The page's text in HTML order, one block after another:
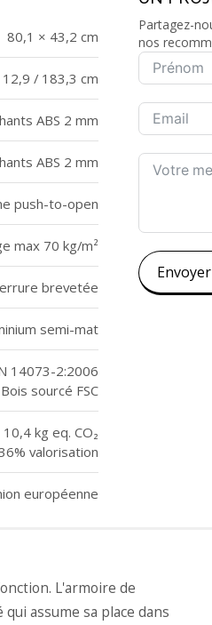
80,1 × 43,2 cm
/ 183,3 cm
ABS 2 mm
ABS 2 mm
push-to-open
max 70 kg/m²
brevetée
semi-mat
14073-2:2006
Bois sourcé FSC
kg eq. CO₂
valorisation
européenne
Partagez-
nos
L'armoire de
assume sa place dans